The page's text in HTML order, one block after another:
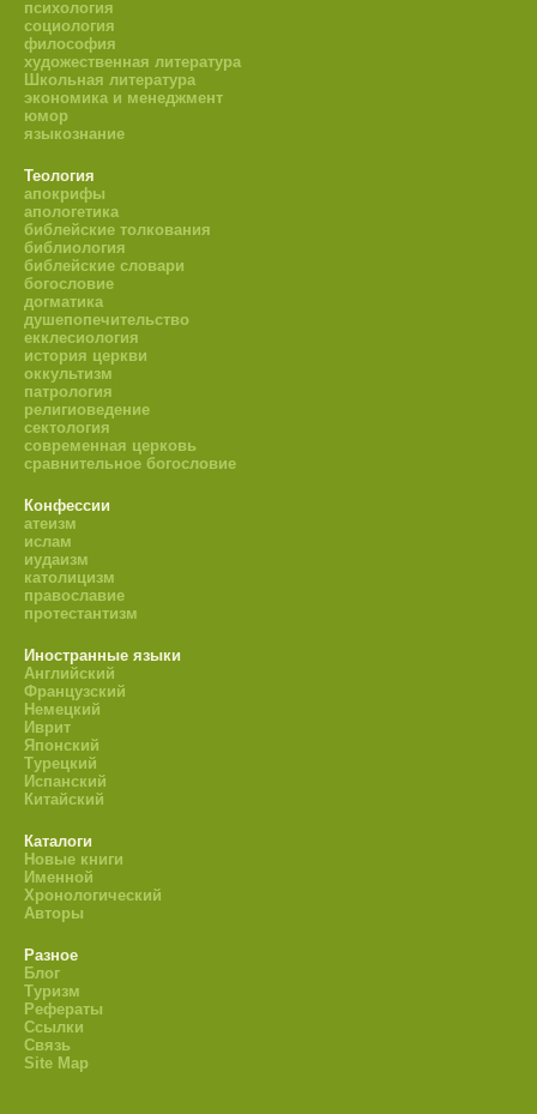
психология
социология
философия
художественная литература
Школьная литература
экономика и менеджмент
юмор
языкознание
Теология
апокрифы
апологетика
библейские толкования
библиология
библейские словари
богословие
догматика
душепопечительство
екклесиология
история церкви
оккультизм
патрология
религиоведение
сектология
современная церковь
сравнительное богословие
Конфессии
атеизм
ислам
иудаизм
католицизм
православие
протестантизм
Иностранные языки
Английский
Французский
Немецкий
Иврит
Японский
Турецкий
Испанский
Китайский
Каталоги
Новые книги
Именной
Хронологический
Авторы
Разное
Блог
Туризм
Рефераты
Ссылки
Связь
Site Map